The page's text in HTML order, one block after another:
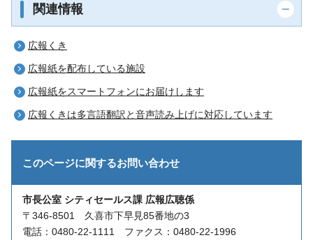
関連情報
広報くき
広報紙を配布している施設
広報紙をスマートフォンにお届けします
広報くきは多言語翻訳と音声読み上げに対応しています
このページに関するお問い合わせ
市長公室 シティセールス課 広報広聴係
〒346-8501 久喜市下早見85番地の3
電話：0480-22-1111 ファクス：0480-22-1996